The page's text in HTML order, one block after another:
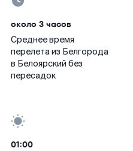
около 3 часов
Среднее время
перелета из Белгорода
в Белоярский без
пересадок
01:00